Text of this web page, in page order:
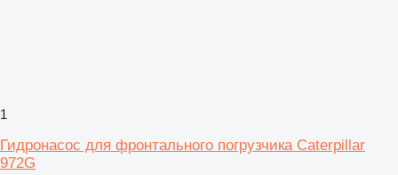
1
Гидронасос для фронтального погрузчика Caterpillar
972G